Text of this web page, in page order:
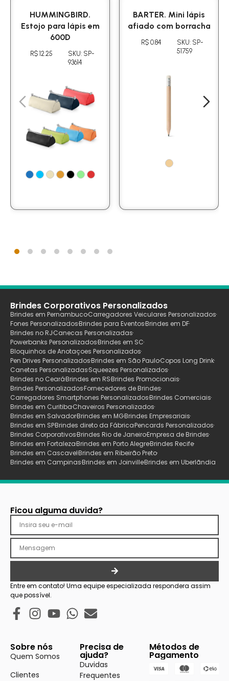
HUMMINGBIRD.
Estojo para lápis em
600D
R$ 12.25
SKU: SP-
93614
BARTER. Mini lápis
afiado com borracha
R$ 0.84
SKU: SP-
51759
Brindes Corporativos Personalizados
Brindes em PernambucoCarregadores Veiculares Personalizados
Fones PersonalizadosBrindes para EventosBrindes em DF
Brindes no RJCanecas Personalizadas
Powerbanks PersonalizadosBrindes em SC
Bloquinhos de Anotaçoes Personalizados
Pen Drives PersonalizadosBrindes em São PauloCopos Long Drink
Canetas PersonalizadasSqueezes Personalizados
Brindes no CearáBrindes em RSBrindes Promocionais
Brindes PersonalizadosFornecedores de Brindes
Carregadores Smartphones PersonalizadosBrindes Comerciais
Brindes em CuritibaChaveiros Personalizados
Brindes em SalvadorBrindes em MGBrindes Empresariais
Brindes em SPBrindes direto da FábricaPencards Personalizados
Brindes CorporativosBrindes Rio de JaneiroEmpresa de Brindes
Brindes em FortalezaBrindes em Porto AlegreBrindes Recife
Brindes em CascavelBrindes em Ribeirão Preto
Brindes em CampinasBrindes em JoinvilleBrindes em Uberlãndia
Ficou alguma duvida?
Entre em contato! Uma equipe especializada respondera assim
que possível.
Sobre nós
Quem Somos
Clientes
Precisa de
ajuda?
Duvidas
Frequentes
Métodos de
Pagamento